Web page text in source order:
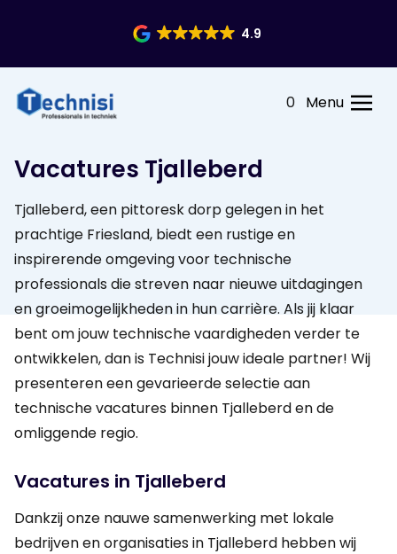
4.9
0 Menu
Vacatures Tjalleberd
Tjalleberd, een pittoresk dorp gelegen in het
prachtige Friesland, biedt een rustige en
inspirerende omgeving voor technische
professionals die streven naar nieuwe uitdagingen
en groeimogelijkheden in hun carrière. Als jij klaar
bent om jouw technische vaardigheden verder te
ontwikkelen, dan is Technisi jouw ideale partner! Wij
presenteren een gevarieerde selectie aan
technische vacatures binnen Tjalleberd en de
omliggende regio.
Vacatures in Tjalleberd
Dankzij onze nauwe samenwerking met lokale
bedrijven en organisaties in Tjalleberd hebben wij